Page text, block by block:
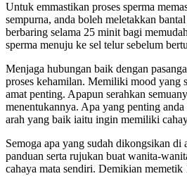
Untuk emmastikan proses sperma
sempurna, anda boleh meletakkan
berbaring selama 25 minit bagi
sperma menuju ke sel telur sebelum
Menjaga hubungan baik dengan
proses kehamilan. Memiliki mood yang
amat penting. Apapun serahkan
menentukannya. Apa yang penting
arah yang baik iaitu ingin memiliki
Semoga apa yang sudah dikongsikan di
panduan serta rujukan buat wanita-
cahaya mata sendiri. Demikian memetik